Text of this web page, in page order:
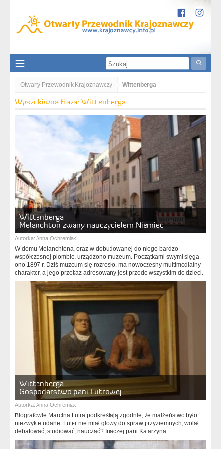
Otwarty Przewodnik Krajoznawczy Wittenberga
Wyszukiwna fraza: Wittenberga
Wittenberga
Melanchton zwany nauczycielem Niemiec
Autorka: Anna Ochremiak
W domu Melanchtona, oraz w dobudowanej do niego bardzo
współczesnej plombie, urządzono muzeum. Początkami swymi sięga
ono 1897 r. Dziś muzeum się rozrosło, ma nowoczesny multimedialny
charakter, a jego przekaz adresowany jest przede wszystkim do dzieci.
Wittenberga
Gospodarstwo pani Lutrowej
Autorka: Anna Ochremiak
Biografowie Marcina Lutra podkreślają zgodnie, że małżeństwo było
niezwykle udane. Luter nie miał głowy do spraw przyziemnych, wolał
debatować, studiować, nauczać? Inaczej pani Katarzyna...